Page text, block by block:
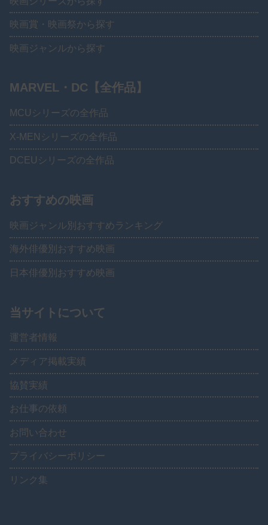
映画賞・映画祭から探す
映画ジャンルから探す
MARVEL・DC【全作品】
MCUシリーズの全作品
X-MENシリーズの全作品
DCEUシリーズの全作品
おすすめの映画
映画ジャンル別おすすめランキング
海外俳優別おすすめ映画
日本俳優別おすすめ映画
当サイトについて
運営者情報
メディア掲載実績
協賛実績
お仕事の依頼
お問い合わせ
プライバシーポリシー
リンク集